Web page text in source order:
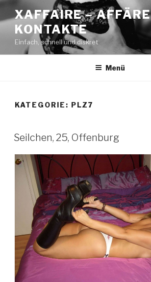
Inhalt
springen
XAFFAIRE – AFFÄRE
KONTAKTE
Einfach, schnell und diskret
Menü
KATEGORIE: PLZ7
Seilchen, 25, Offenburg